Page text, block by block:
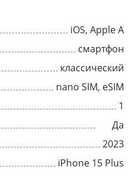
iOS, Apple A
смартфон
классический
nano SIM, eSIM
1
Да
2023
iPhone 15 Plus